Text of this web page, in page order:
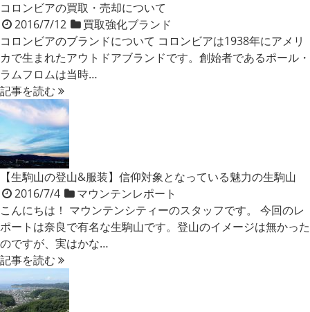
コロンビアの買取・売却について
2016/7/12
買取強化ブランド
コロンビアのブランドについて コロンビアは1938年にアメリ
カで生まれたアウトドアブランドです。創始者であるポール・
ラムフロムは当時…
記事を読む
【生駒山の登山&服装】信仰対象となっている魅力の生駒山
2016/7/4
マウンテンレポート
こんにちは！ マウンテンシティーのスタッフです。 今回のレ
ポートは奈良で有名な生駒山です。登山のイメージは無かった
のですが、実はかな…
記事を読む